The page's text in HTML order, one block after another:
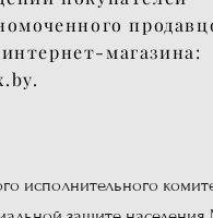
магазина:
исполнительного